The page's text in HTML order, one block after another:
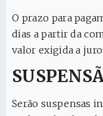
O prazo para
dias a partir da
valor exigida a
Serão suspensas